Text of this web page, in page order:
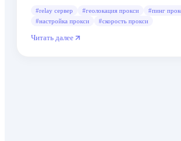
#relay сервер #геолокация прокси #пинг
#настройка прокси #скорость прокси
Читать далее